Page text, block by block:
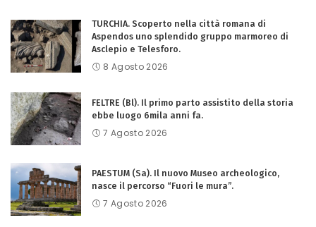
TURCHIA. Scoperto nella città romana di
Aspendos uno splendido gruppo marmoreo di
Asclepio e Telesforo.
8 Agosto 2026
FELTRE (Bl). Il primo parto assistito della storia
ebbe luogo 6mila anni fa.
7 Agosto 2026
PAESTUM (Sa). Il nuovo Museo archeologico,
nasce il percorso “Fuori le mura”.
7 Agosto 2026